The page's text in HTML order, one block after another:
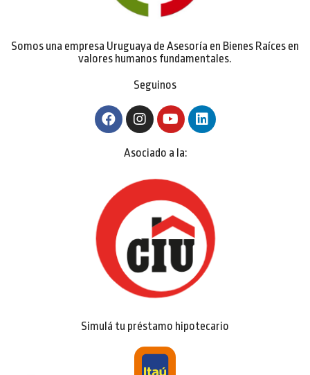
Somos una empresa Uruguaya de Asesoría en Bienes Raíces en
valores humanos fundamentales.
Seguinos
Asociado a la:
Simulá tu préstamo hipotecario